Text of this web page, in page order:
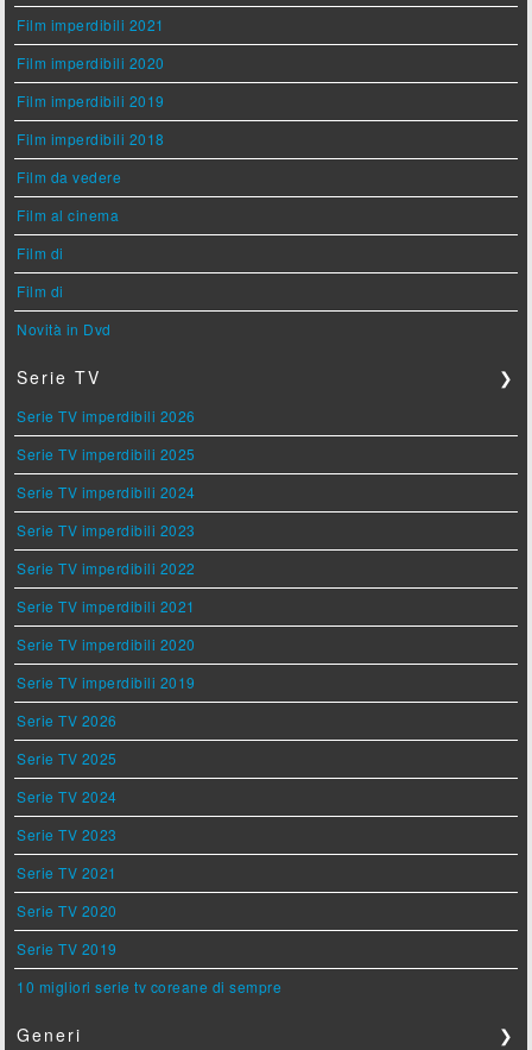
Film imperdibili 2021
Film imperdibili 2020
Film imperdibili 2019
Film imperdibili 2018
Film da vedere
Film al cinema
Film di
Film di
Novità in Dvd
Serie TV ❯
Serie TV imperdibili 2026
Serie TV imperdibili 2025
Serie TV imperdibili 2024
Serie TV imperdibili 2023
Serie TV imperdibili 2022
Serie TV imperdibili 2021
Serie TV imperdibili 2020
Serie TV imperdibili 2019
Serie TV 2026
Serie TV 2025
Serie TV 2024
Serie TV 2023
Serie TV 2021
Serie TV 2020
Serie TV 2019
10 migliori serie tv coreane di sempre
Generi ❯